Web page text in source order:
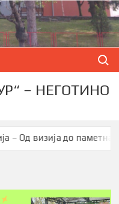
– НЕГОТИНО
визија до паметна